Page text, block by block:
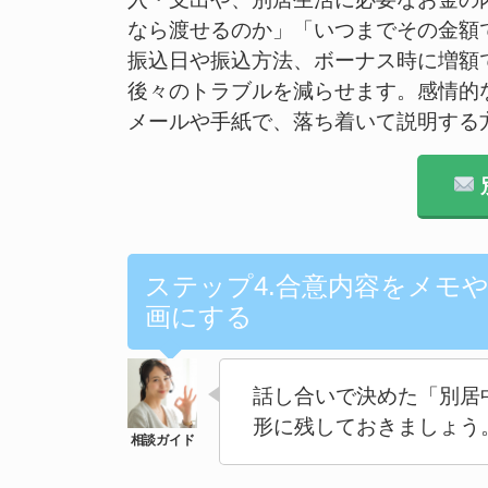
なら渡せるのか」「いつまでその金
振込日や振込方法、ボーナス時に増
後々のトラブルを減らせます。感情
メールや手紙で、落ち着いて説明す
ステップ4.合意内容をメモ
画にする
話し合いで決めた「別
形に残しておきましょう